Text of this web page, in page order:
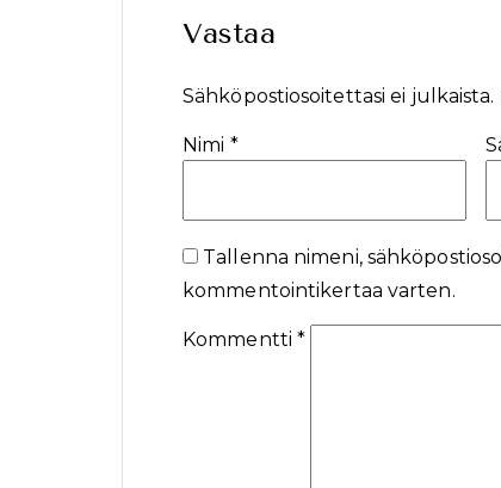
Vastaa
Sähköpostiosoitettasi ei julkaista.
Nimi *
Tallenna nimeni,
kommentointikertaa varten.
Kommentti *